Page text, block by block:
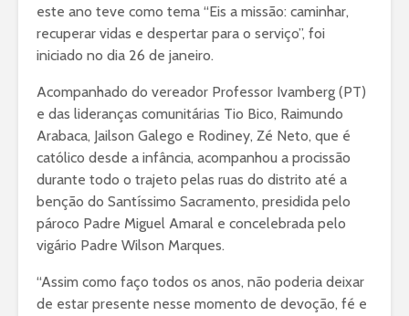
este ano teve como tema “Eis a missão: caminhar,
recuperar vidas e despertar para o serviço”, foi
iniciado no dia 26 de janeiro.
Acompanhado do vereador Professor Ivamberg (PT)
e das lideranças comunitárias Tio Bico, Raimundo
Arabaca, Jailson Galego e Rodiney, Zé Neto, que é
católico desde a infância, acompanhou a procissão
durante todo o trajeto pelas ruas do distrito até a
benção do Santíssimo Sacramento, presidida pelo
pároco Padre Miguel Amaral e concelebrada pelo
vigário Padre Wilson Marques.
“Assim como faço todos os anos, não poderia deixar
de estar presente nesse momento de devoção, fé e